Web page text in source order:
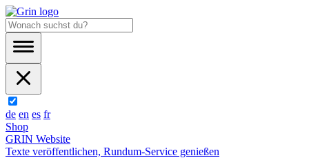
de en es fr
Shop
GRIN Website
Texte veröffentlichen, Rundum-Service genießen